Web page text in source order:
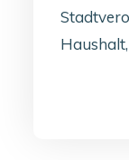
Haushalt,